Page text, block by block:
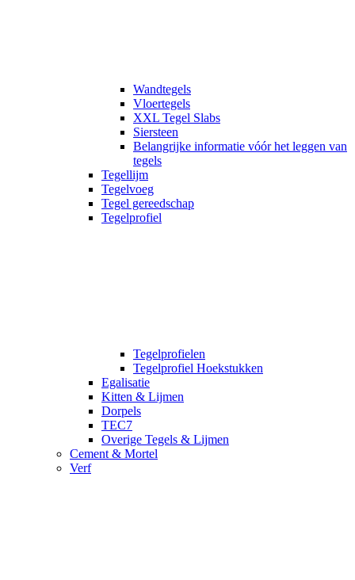
Wandtegels
Vloertegels
XXL Tegel Slabs
Siersteen
Belangrijke informatie vóór het leggen van
tegels
Tegellijm
Tegelvoeg
Tegel gereedschap
Tegelprofiel
Tegelprofielen
Tegelprofiel Hoekstukken
Egalisatie
Kitten & Lijmen
Dorpels
TEC7
Overige Tegels & Lijmen
Cement & Mortel
Verf